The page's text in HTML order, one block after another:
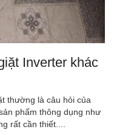
Inverter khác
thường là câu hỏi của
phẩm thông dụng như
rất cần thiết....